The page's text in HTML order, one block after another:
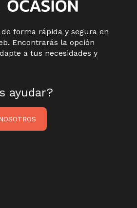
forma rápida y segura en
Encontrarás la opción
a tus necesidades y
ayudar?